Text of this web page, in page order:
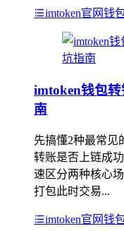
imtoken官网钱
imtoken钱包
南
先搞懂2种最常见
转账是否上链成
速区分两种核心
打包此时交易...
imtoken官网钱